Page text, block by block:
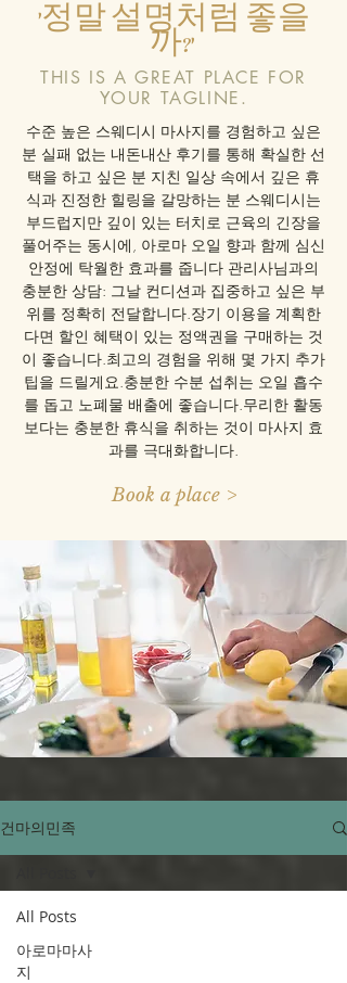
'정말 설명처럼 좋을
까?'
THIS IS A GREAT PLACE FOR
YOUR TAGLINE.
수준 높은 스웨디시 마사지를 경험하고 싶은
분 실패 없는 내돈내산 후기를 통해 확실한 선
택을 하고 싶은 분 지친 일상 속에서 깊은 휴
식과 진정한 힐링을 갈망하는 분 스웨디시는
부드럽지만 깊이 있는 터치로 근육의 긴장을
풀어주는 동시에, 아로마 오일 향과 함께 심신
안정에 탁월한 효과를 줍니다 관리사님과의
충분한 상담: 그날 컨디션과 집중하고 싶은 부
위를 정확히 전달합니다.장기 이용을 계획한
다면 할인 혜택이 있는 정액권을 구매하는 것
이 좋습니다.최고의 경험을 위해 몇 가지 추가
팁을 드릴게요.충분한 수분 섭취는 오일 흡수
를 돕고 노폐물 배출에 좋습니다.무리한 활동
보다는 충분한 휴식을 취하는 것이 마사지 효
과를 극대화합니다.
Book a place >
건마의민족
All Posts
아로마마사
지